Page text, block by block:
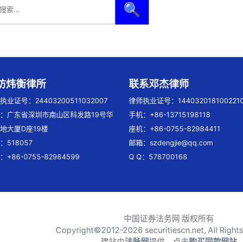
🔍
炜衡律所
业证号：24403200511032007
广东省深圳市南山区科发路19号华
大厦D座19楼
518057
+86-0755-82984599
联系邓杰律师
律师执业证号：
手机：+86-13715198118
座机：+86-0755-82984411
邮箱： szdengjie@qq.com
Q Q：578700168
中国证券法务网 版权所有
Copyright©2012-2026 securitiescn.net, All